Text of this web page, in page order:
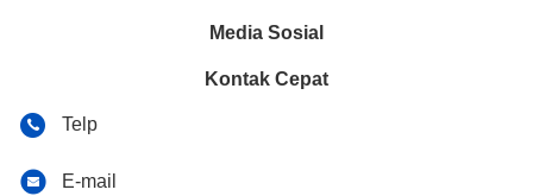
Media Sosial
Kontak Cepat
Telp
E-mail